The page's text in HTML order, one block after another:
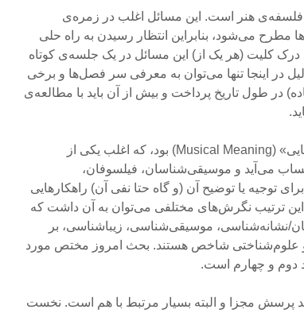
هنر است. این مسائل اغلب در زمره‌ی
مطرح می‌شود، بنابراین انتظار رسیدن به راه حلی
درک کلیت (هر یک از) این مسائل در یک جلسه‌ی کوتاه
در اینجا تنها می‌توان به معرفی سر فصل‌ها و برخی
در طول تاریخ پرداخت و بیش از آن باید با مطالعه‌ی
نخستین بحث مطرح شده، «معنای موسیقایی» (Musical Meaning) بود، که اغلب یکی از
می‌آید و موسیقی‌شناسان، فیلسوفان،
توجیه یا توضیح آن (و گاه حتا نفی آن) راهکارهایی
این ترتیب نگرش‌های مختلفی می‌توان به آن داشت که
نشانه‌شناسی، موسیقی‌شناسی، زیباشناسی، بر
علوم‌شناختی شاخص هستند. بحث امروز مختص مورد
دوم و چهارم است.
مجزا و البته بسیار مرتبط با هم است. نخست